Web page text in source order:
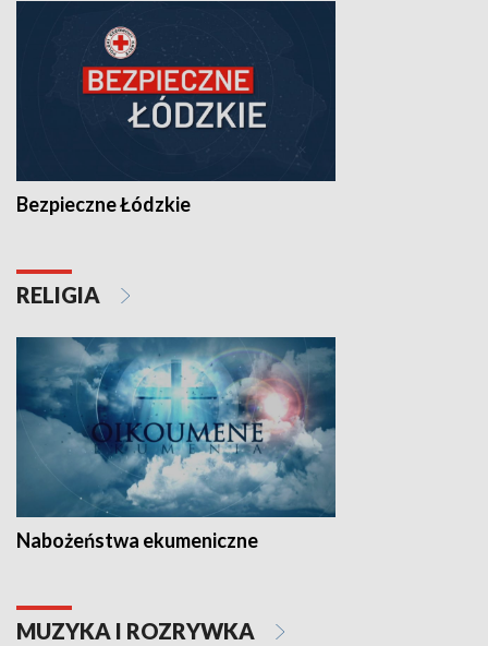
Bezpieczne Łódzkie
RELIGIA
Nabożeństwa ekumeniczne
MUZYKA I ROZRYWKA